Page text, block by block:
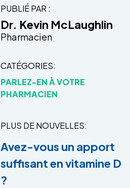
PUBLIÉ PAR
Dr. Kevin McLaughlin
Pharmacien
CATÉGORIES
PARLEZ-EN À VOTRE
PHARMACIEN
PLUS DE NOUVELLES
Avez-vous un apport
suffisant en vitamine D
?